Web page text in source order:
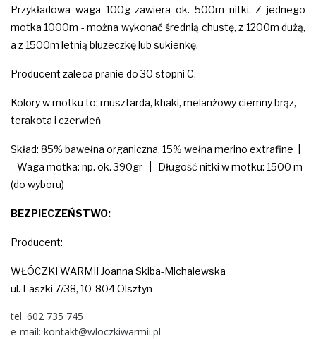
Przykładowa waga 100g zawiera ok. 500m nitki. Z jednego
motka 1000m - można wykonać średnią chustę, z 1200m dużą,
a z 1500m letnią bluzeczkę lub sukienkę.
Producent zaleca pranie do 30 stopni C.
Kolory w motku to: musztarda, khaki, melanżowy ciemny brąz,
terakota i czerwień
Skład: 85% bawełna organiczna, 15% wełna merino extrafine |
Waga motka: np. ok. 390gr | Długość nitki w motku: 1500 m
(do wyboru)
BEZPIECZEŃSTWO:
Producent:
WŁÓCZKI WARMII Joanna Skiba-Michalewska
ul. Laszki 7/38, 10-804 Olsztyn
tel. 602 735 745
e-mail: kontakt@wloczkiwarmii.pl